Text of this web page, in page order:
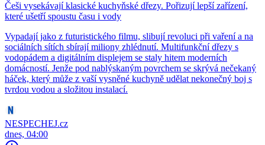
Češi vysekávají klasické kuchyňské dřezy. Pořizují lepší zařízení,
které ušetří spoustu času i vody
Vypadají jako z futuristického filmu, slibují revoluci při vaření a na
sociálních sítích sbírají miliony zhlédnutí. Multifunkční dřezy s
vodopádem a digitálním displejem se staly hitem moderních
domácností. Jenže pod nablýskaným povrchem se skrývá nečekaný
háček, který může z vaší vysněné kuchyně udělat nekonečný boj s
tvrdou vodou a složitou instalací.
NESPECHEJ.cz
dnes, 04:00